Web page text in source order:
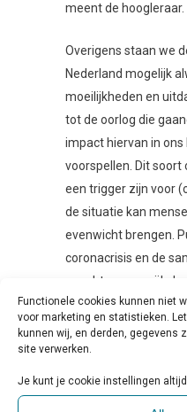
Functionele cookies kunnen niet
voor marketing en statistieken.
kunnen wij, en derden, gegevens
site verwerken.
Je kunt je cookie instellingen altijd
meent de hoogleraar.
Overigens staan we
Nederland mogelijk
moeilijkheden en
tot de oorlog die
impact hiervan in ons
voorspellen. Dit
een trigger zijn voor
de situatie kan
evenwicht brengen.
coronacrisis en de
er echter een reële
veerkracht
mogelijkheden in
Dückers in het artikel